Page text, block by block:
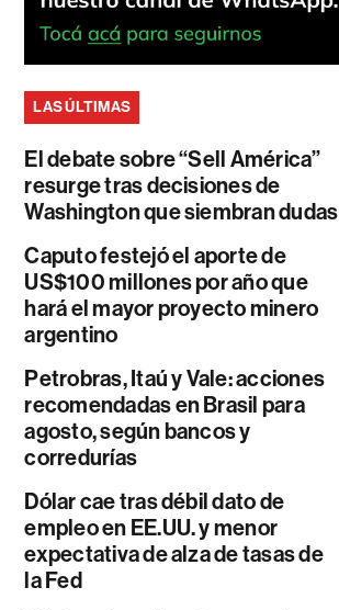
LAS ÚLTIMAS
El debate sobre “Sell América”
resurge tras decisiones de
Washington que siembran dudas
Caputo festejó el aporte de
US$100 millones por año que
hará el mayor proyecto minero
argentino
Petrobras, Itaú y Vale: acciones
recomendadas en Brasil para
agosto, según bancos y
corredurías
Dólar cae tras débil dato de
empleo en EE.UU. y menor
expectativa de alza de tasas de
la Fed